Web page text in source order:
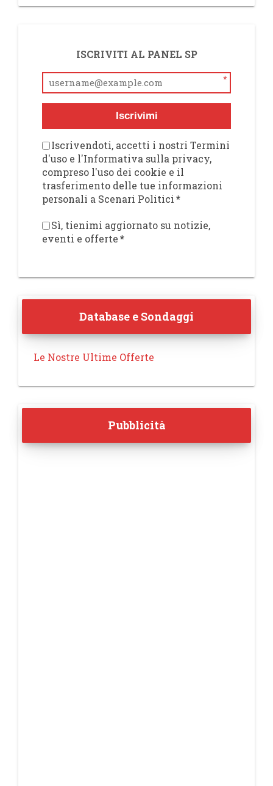
ISCRIVITI AL PANEL SP
*
Iscrivimi
Iscrivendoti, accetti i nostri Termini
d'uso e l'Informativa sulla privacy,
compreso l'uso dei cookie e il
trasferimento delle tue informazioni
personali a Scenari Politici*
Sì, tienimi aggiornato su notizie,
eventi e offerte*
Database e Sondaggi
Le Nostre Ultime Offerte
Pubblicità